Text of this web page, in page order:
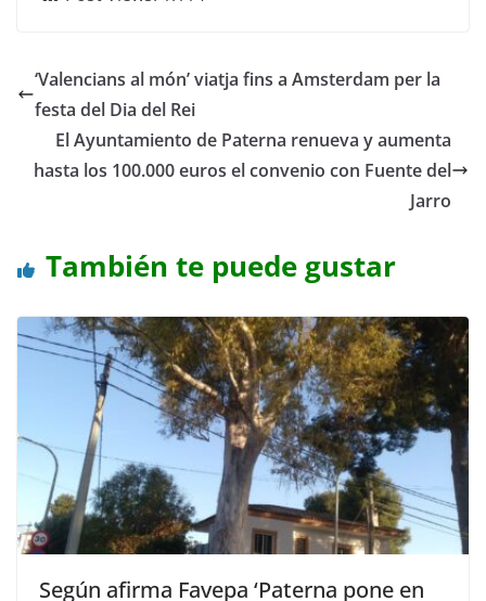
‘Valencians al món’ viatja fins a Amsterdam per la
festa del Dia del Rei
El Ayuntamiento de Paterna renueva y aumenta
hasta los 100.000 euros el convenio con Fuente del
Jarro
También te puede gustar
Según afirma Favepa ‘Paterna pone en